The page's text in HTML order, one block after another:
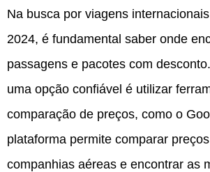
Na busca por viagens
2024, é fundamental saber onde
passagens e pacotes com
uma opção confiável é utilizar
comparação de preços, como o
plataforma permite comparar
companhias aéreas e encontrar as